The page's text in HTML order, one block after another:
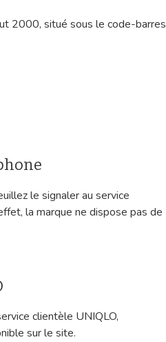
situé sous le code-barres
le signaler au service
la marque ne dispose pas de
clientèle UNIQLO,
sur le site.